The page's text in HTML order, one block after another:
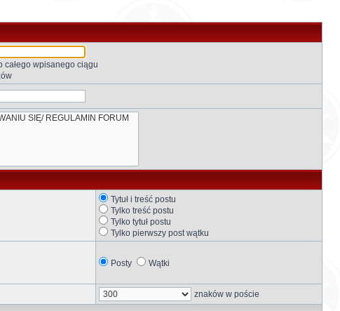
całego wpisanego ciągu
Tytuł i treść postu
Tylko treść postu
Tylko tytuł postu
Tylko pierwszy post wątku
Posty Wątki
znaków w poście